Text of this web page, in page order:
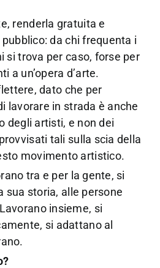
renderla gratuita e
da chi frequenta i
si trova per caso, forse per
a un’opera d’arte.
dato che per
lavorare in strada è anche
degli artisti, e non dei
tali sulla scia della
movimento artistico.
tra e per la gente, si
sua storia, alle persone
insieme, si
si adattano al